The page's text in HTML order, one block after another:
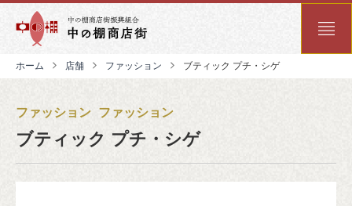
ホーム 店舗 ファッション ブティック プチ・シゲ
ファッション ファッション
ブティック プチ・シゲ